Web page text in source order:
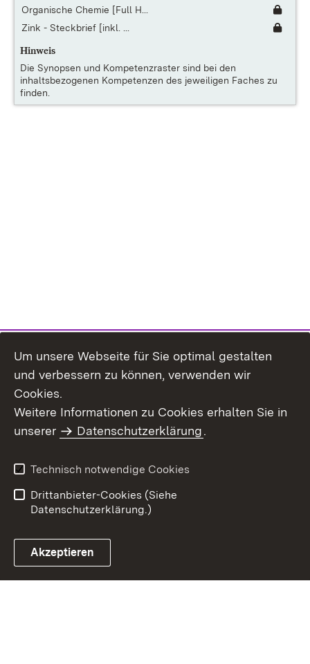
Organische Chemie [Full H...
Zink - Steckbrief [inkl. ...
Hinweis
Die Synopsen und Kompetenzraster sind bei den
inhaltsbezogenen Kompetenzen des jeweiligen Faches zu
finden.
Um unsere Webseite für Sie optimal gestalten
und verbessern zu können, verwenden wir
Cookies.
Weitere Informationen zu Cookies erhalten Sie in
unserer
Datenschutzerklärung.
Technisch notwendige Cookies
Drittanbieter-Cookies (Siehe
Datenschutzerklärung.)
Akzeptieren